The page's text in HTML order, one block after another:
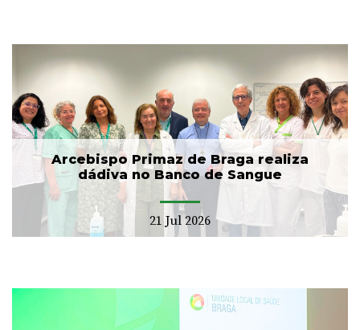
Arcebispo Primaz de Braga realiza
dádiva no Banco de Sangue
21 Jul 2026